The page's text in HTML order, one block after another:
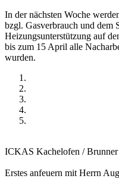
In der nächsten Woche
bzgl. Gasverbrauch und dem
Heizungsunterstützung auf
bis zum 15 April alle
wurden.
ICKAS Kachelofen / Brunner
Erstes anfeuern mit Herrn